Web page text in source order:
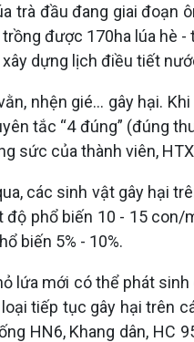
trà đầu đang giai
được 170ha lúa hè
dựng lịch điều tiết
nhện gié... gây hại.
tắc “4 đúng” (đúng
sức của thành viên,
các sinh vật gây hại
phổ biến 10 - 15
biến 5% - 10%.
lứa mới có thể phát
tiếp tục gây hại trên
HN6, Khang dân, HC